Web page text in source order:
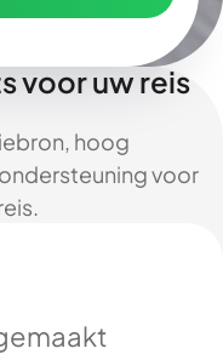
voor uw reis
hoog
voor